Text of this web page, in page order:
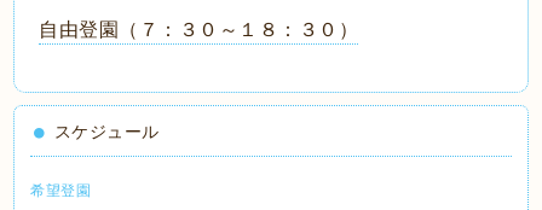
自由登園（７：３０～１８：３０）
スケジュール
希望登園